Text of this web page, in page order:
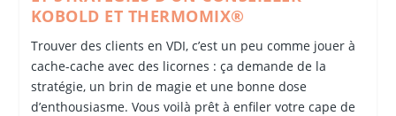
KOBOLD ET THERMOMIX®
Trouver des clients en VDI, c’est un peu comme jouer à
cache-cache avec des licornes : ça demande de la
stratégie, un brin de magie et une bonne dose
d’enthousiasme. Vous voilà prêt à enfiler votre cape de